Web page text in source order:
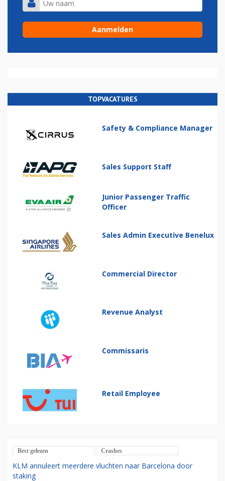
TOPVACATURES
Safety & Compliance Manager
Sales Support Staff
Junior Passenger Traffic
Officer
Sales Admin Executive Benelux
Commercial Director
Revenue Analyst
Commissaris
Retail Employee
Best gelezen Crashes
KLM annuleert meerdere vluchten naar Barcelona door
staking